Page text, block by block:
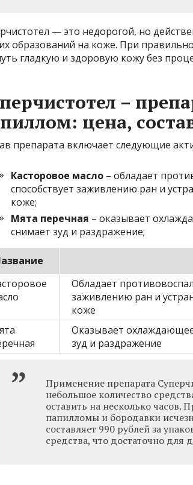
— это недорогой, но
образований на коже. При
гладкую и здоровую кожу без
–
цена,
препарата включает следующие
Касторовое масло – обладает
способствует заживлению ран и
коже;
Мята перечная – оказывает
снимает зуд и раздражение;
Обладает
заживлению ран и
коже
Оказывает
зуд и раздражение
Применение препарата
небольшое количество
оставить на несколько часов.
папилломы и бородавки
составляет 990 рублей за
средства, что достаточно для